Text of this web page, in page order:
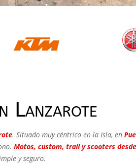
Lanzarote
. Situado muy céntrico en la Isla, en
Motos, custom, trail y scooters
y seguro.